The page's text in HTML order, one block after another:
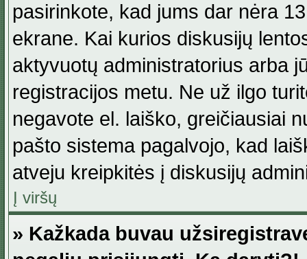
pasirinkote, kad jums dar nėra
ekrane. Kai kurios diskusijų
aktyvuotų administratorius arba
registracijos metu. Ne už ilgo
negavote el. laiško, greičiausiai
pašto sistema pagalvojo, kad
atveju kreipkitės į diskusijų
Į viršų
» Kažkada buvau